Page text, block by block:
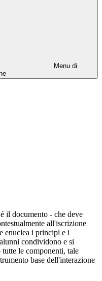
Menu di
il documento - che deve
all'iscrizione
enuclea i principi e i
condividono e si
le componenti, tale
base dell'interazione